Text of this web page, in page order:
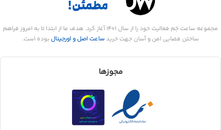
مجموعه ساعت جَم فعالیت خود را از سال 1401 آغاز کرد. هدف ما از ابتدا تا به امروز فراهم
ساختن فضایی امن و آسان جهت خرید ساعت اصل و اورجینال بوده است.
مجوزها